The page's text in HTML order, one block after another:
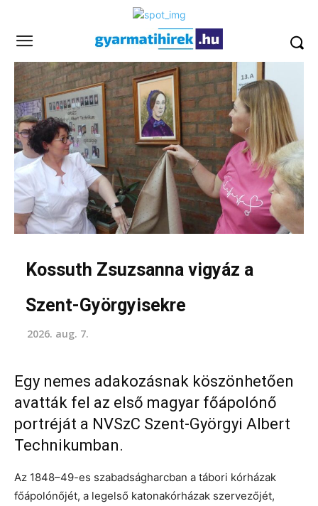
Kossuth Zsuzsanna vigyáz a
Szent-Györgyisekre
2026. aug. 7.
Egy nemes adakozásnak köszönhetően
avatták fel az első magyar főápolónő
portréját a NVSzC Szent-Györgyi Albert
Technikumban.
Az 1848–49-es szabadságharcban a tábori kórházak
főápolónőjét, a legelső katonakórházak szervezőjét,